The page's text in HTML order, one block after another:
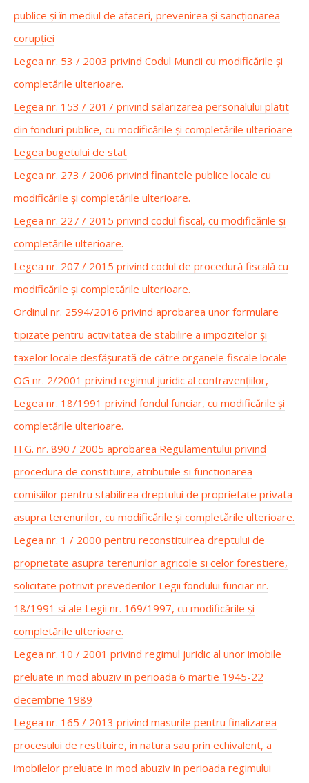
publice și în mediul de afaceri, prevenirea și sancționarea
corupției
Legea nr. 53 / 2003 privind Codul Muncii cu modificările și
completările ulterioare.
Legea nr. 153 / 2017 privind salarizarea personalului platit
din fonduri publice, cu modificările și completările ulterioare
Legea bugetului de stat
Legea nr. 273 / 2006 privind finantele publice locale cu
modificările și completările ulterioare.
Legea nr. 227 / 2015 privind codul fiscal, cu modificările și
completările ulterioare.
Legea nr. 207 / 2015 privind codul de procedură fiscală cu
modificările și completările ulterioare.
Ordinul nr. 2594/2016 privind aprobarea unor formulare
tipizate pentru activitatea de stabilire a impozitelor și
taxelor locale desfășurată de către organele fiscale locale
OG nr. 2/2001 privind regimul juridic al contravențiilor,
Legea nr. 18/1991 privind fondul funciar, cu modificările și
completările ulterioare.
H.G. nr. 890 / 2005 aprobarea Regulamentului privind
procedura de constituire, atributiile si functionarea
comisiilor pentru stabilirea dreptului de proprietate privata
asupra terenurilor, cu modificările și completările ulterioare.
Legea nr. 1 / 2000 pentru reconstituirea dreptului de
proprietate asupra terenurilor agricole si celor forestiere,
solicitate potrivit prevederilor Legii fondului funciar nr.
18/1991 si ale Legii nr. 169/1997, cu modificările și
completările ulterioare.
Legea nr. 10 / 2001 privind regimul juridic al unor imobile
preluate in mod abuziv in perioada 6 martie 1945-22
decembrie 1989
Legea nr. 165 / 2013 privind masurile pentru finalizarea
procesului de restituire, in natura sau prin echivalent, a
imobilelor preluate in mod abuziv in perioada regimului